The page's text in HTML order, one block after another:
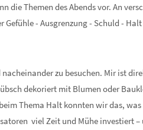
die Themen des Abends vor. An
Gefühle - Ausgrenzung - Schuld -
zu besuchen. Mir ist
dekoriert mit Blumen oder
Thema Halt konnten wir das,
viel Zeit und Mühe investiert